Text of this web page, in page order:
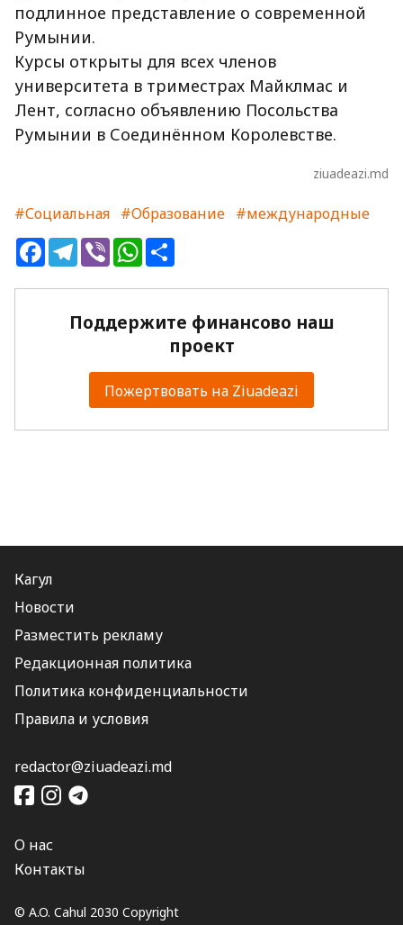
подлинное представление о современной
Румынии.
Курсы открыты для всех членов
университета в триместрах Майклмас и
Лент, согласно объявлению Посольства
Румынии в Соединённом Королевстве.
ziuadeazi.md
#Социальная #Образование #международные
FacebookTelegram
ViberWhatsApp
Поддержите финансово наш
проект
Пожертвовать на Ziuadeazi
© A.O. Cahul 2030 Copyright
Кагул
Новости
Разместить рекламу
Редакционная политика
Политика конфиденциальности
Правила и условия
redactor@ziuadeazi.md
О нас
Контакты